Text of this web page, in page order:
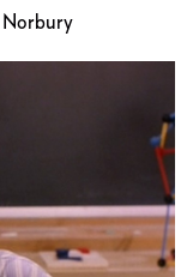
Norbury